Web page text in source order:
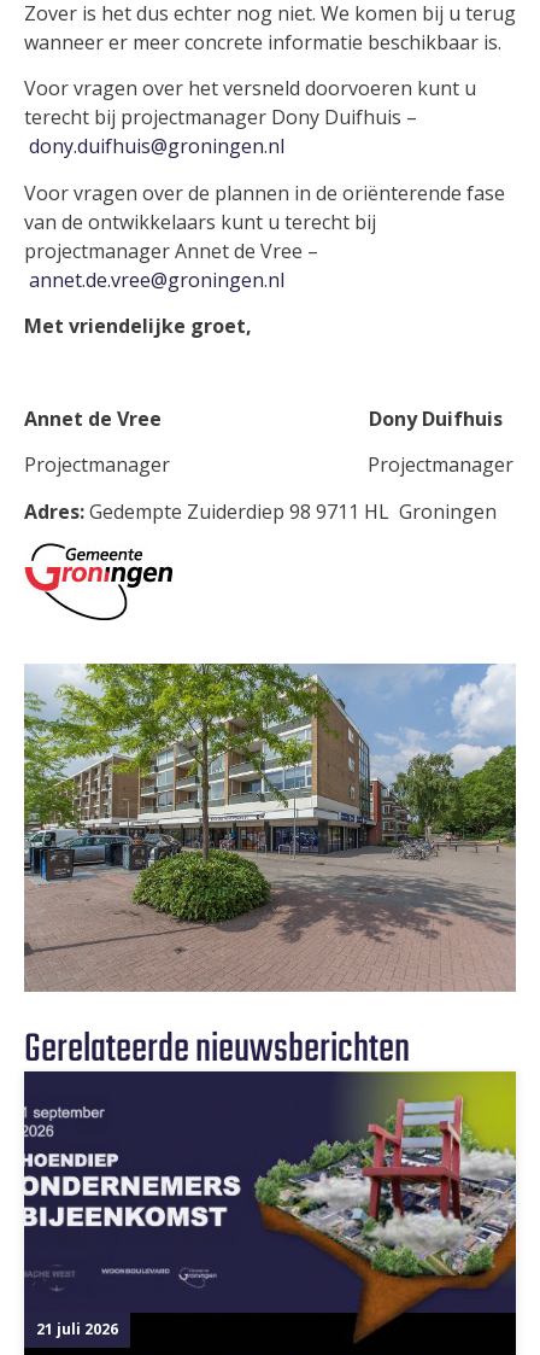
Zover is het dus echter nog niet. We komen bij u terug
wanneer er meer concrete informatie beschikbaar is.
Voor vragen over het versneld doorvoeren kunt u
terecht bij projectmanager Dony Duifhuis –
dony.duifhuis@groningen.nl
Voor vragen over de plannen in de oriënterende fase
van de ontwikkelaars kunt u terecht bij
projectmanager Annet de Vree –
annet.de.vree@groningen.nl
Met vriendelijke groet,
Annet de Vree Dony Duifhuis
Projectmanager Projectmanager
Adres:Gedempte Zuiderdiep 98 9711 HL Groningen
Gerelateerde nieuwsberichten
21 juli 2026